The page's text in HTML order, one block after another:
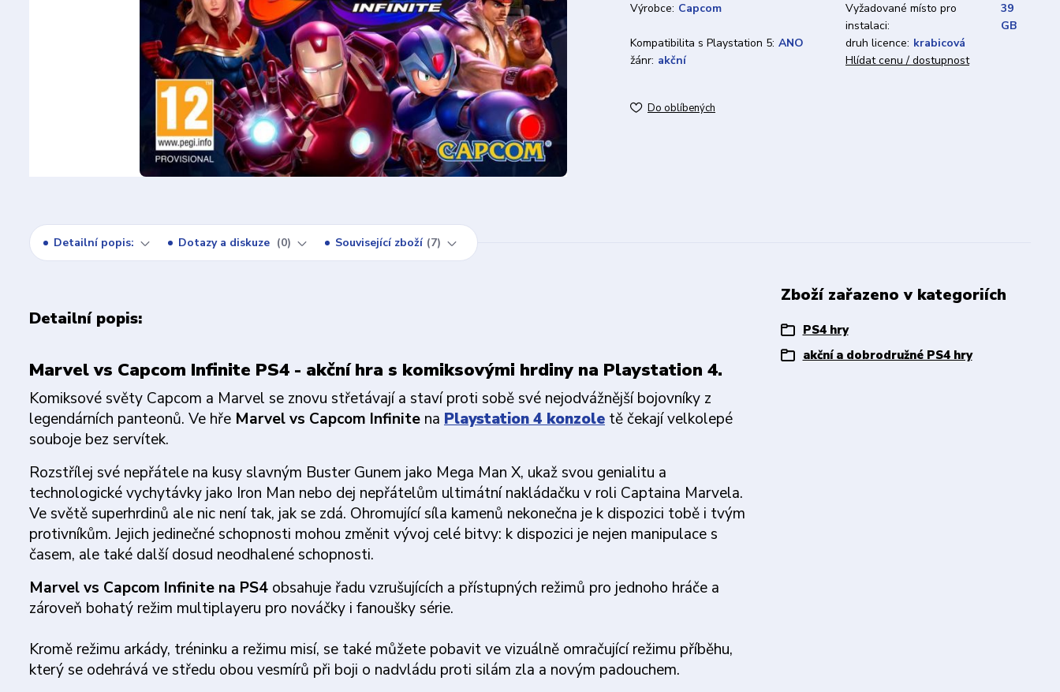
Výrobce: Capcom
Vyžadované místo pro
instalaci:
39
GB
Kompatibilita s Playstation 5: ANO druh licence: krabicová
žánr: akční Hlídat cenu / dostupnost
Do oblíbených
Detailní popis: Dotazy a diskuze 0 Související zboží 7
Detailní popis:
Marvel vs Capcom Infinite PS4 - akční hra s komiksovými hrdiny na Playstation 4.
Komiksové světy Capcom a Marvel se znovu střetávají a staví proti sobě své nejodvážnější bojovníky z
legendárních panteonů. Ve hře Marvel vs Capcom Infinite na Playstation 4 konzole tě čekají velkolepé
souboje bez servítek.
Rozstřílej své nepřátele na kusy slavným Buster Gunem jako Mega Man X, ukaž svou genialitu a
technologické vychytávky jako Iron Man nebo dej nepřátelům ultimátní nakládačku v roli Captaina Marvela.
Ve světě superhrdinů ale nic není tak, jak se zdá. Ohromující síla kamenů nekonečna je k dispozici tobě i tvým
protivníkům. Jejich jedinečné schopnosti mohou změnit vývoj celé bitvy: k dispozici je nejen manipulace s
časem, ale také další dosud neodhalené schopnosti.
Marvel vs Capcom Infinite na PS4 obsahuje řadu vzrušujících a přístupných režimů pro jednoho hráče a
zároveň bohatý režim multiplayeru pro nováčky i fanoušky série.
Kromě režimu arkády, tréninku a režimu misí, se také můžete pobavit ve vizuálně omračující režimu příběhu,
který se odehrává ve středu obou vesmírů při boji o nadvládu proti silám zla a novým padouchem.
Zboží zařazeno v kategoriích
PS4 hry
akční a dobrodružné PS4 hry